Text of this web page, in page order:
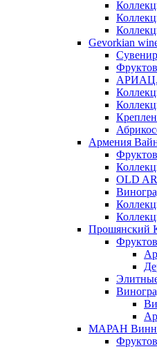
Gevorkian
Армения
OLD
Прошянский
МАРАН